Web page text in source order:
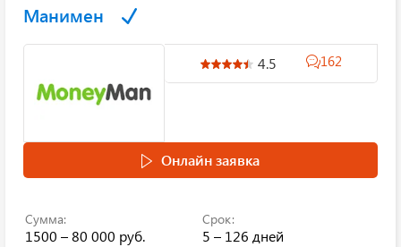
Манимен
4.5 162
Онлайн заявка
Сумма:
1500 – 80 000 руб.
Срок:
5 – 126 дней